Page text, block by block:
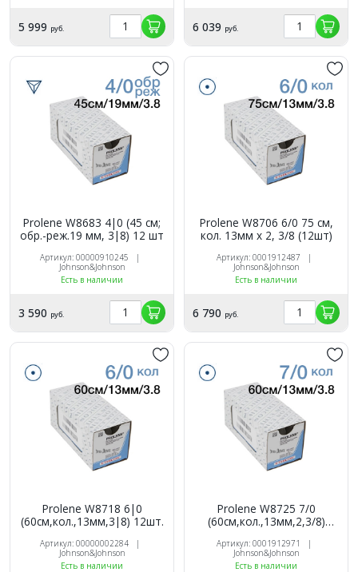
5 999 руб. 6 039 руб.
Prolene W8683 4|0 (45 см;
обр.-реж.19 мм, 3|8) 12 шт
Артикул: 00000910245 |
Johnson&Johnson
Есть в наличии
3 590 руб.
Prolene W8706 6/0 75 см,
кол. 13мм х 2, 3/8 (12шт)
Артикул: 0001912487 |
Johnson&Johnson
Есть в наличии
6 790 руб.
Prolene W8718 6|0
(60см,кол.,13мм,3|8) 12шт.
Артикул: 00000002284 |
Johnson&Johnson
Есть в наличии
Prolene W8725 7/0
(60см,кол.,13мм,2,3/8)
Артикул: 0001912971 |
Johnson&Johnson
Есть в наличии